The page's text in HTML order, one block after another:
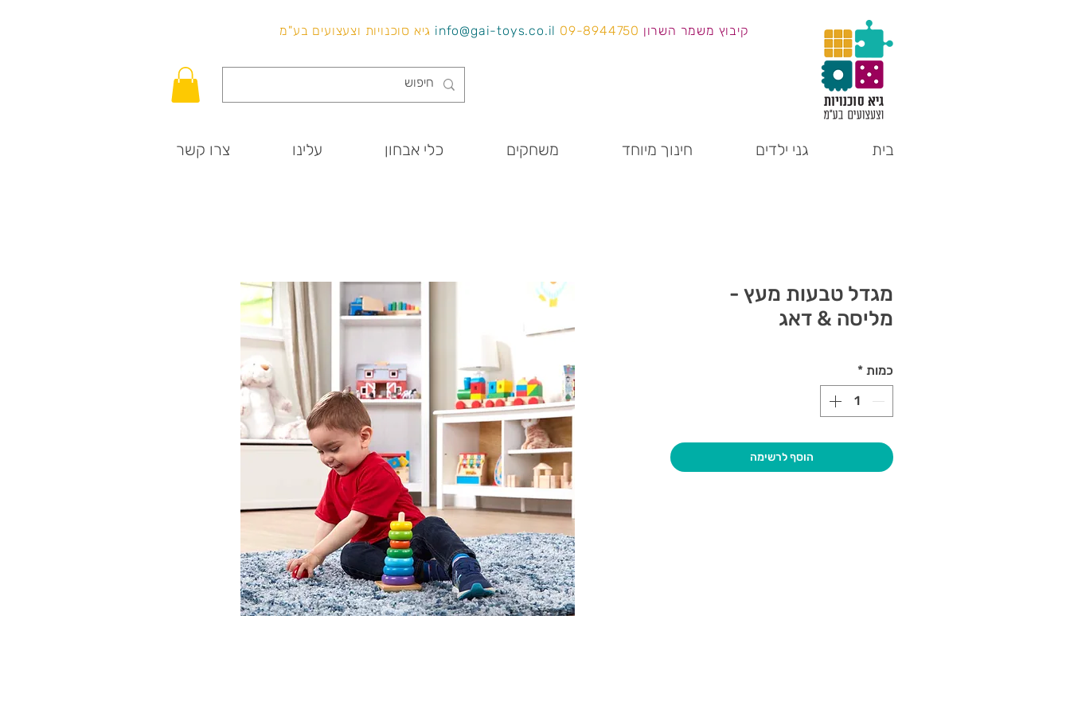
קיבוץ משמר השרון 09-8944750
info@gai-toys.co.il גיא סוכנויות וצעצועים בע"מ
בית גני ילדים חינוך מיוחד משחקים כלי אבחון עלינו צרו קשר
מגדל טבעות מעץ -
מליסה & דאג
כמות *
הוסף לרשימה